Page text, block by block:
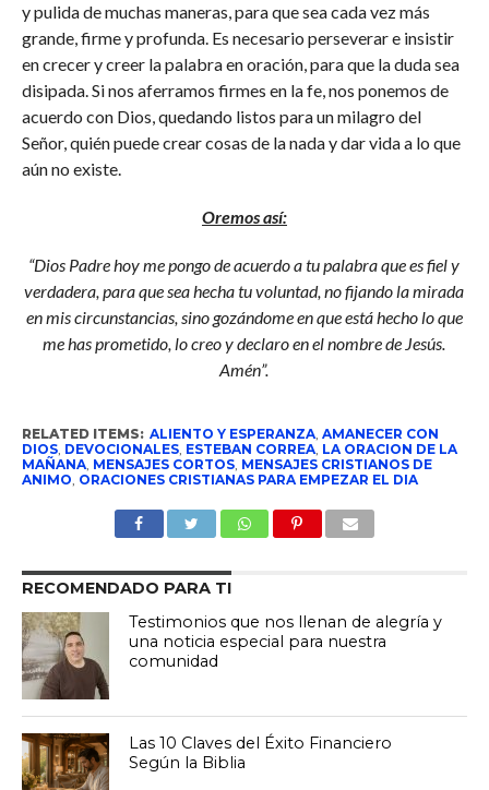
y pulida de muchas maneras, para que sea cada vez más
grande, firme y profunda. Es necesario perseverar e insistir
en crecer y creer la palabra en oración, para que la duda sea
disipada. Si nos aferramos firmes en la fe, nos ponemos de
acuerdo con Dios, quedando listos para un milagro del
Señor, quién puede crear cosas de la nada y dar vida a lo que
aún no existe.
Oremos así:
“Dios Padre hoy me pongo de acuerdo a tu palabra que es fiel y
verdadera, para que sea hecha tu voluntad, no fijando la mirada
en mis circunstancias, sino gozándome en que está hecho lo que
me has prometido, lo creo y declaro en el nombre de Jesús.
Amén”.
RELATED ITEMS: ALIENTO Y ESPERANZA, AMANECER CON
DIOS, DEVOCIONALES, ESTEBAN CORREA, LA ORACION DE LA
MAÑANA, MENSAJES CORTOS, MENSAJES CRISTIANOS DE
ANIMO, ORACIONES CRISTIANAS PARA EMPEZAR EL DIA
RECOMENDADO PARA TI
Testimonios que nos llenan de alegría y
una noticia especial para nuestra
comunidad
Las 10 Claves del Éxito Financiero
Según la Biblia